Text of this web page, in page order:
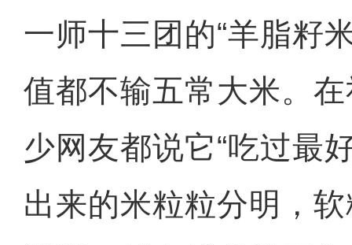
一师十三团的“羊脂籽
值都不输五常大米。
少网友都说它“吃过最
出来的米粒粒分明，